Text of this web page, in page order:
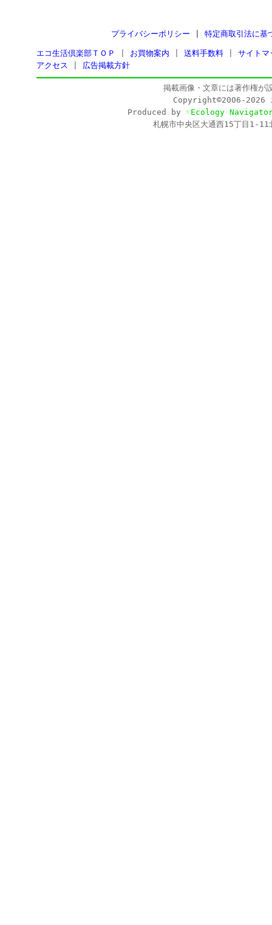
プライバシーポリシー 特定商取引法に基
エコ生活倶楽部ＴＯＰ お買物案内 送料手数料
サイトマ
アクセス
広告掲載方針
掲載画像・文章には著作権が
Copyright©2006-2026
Produced by ☜Ecology
札幌市中央区大通西15丁目1-